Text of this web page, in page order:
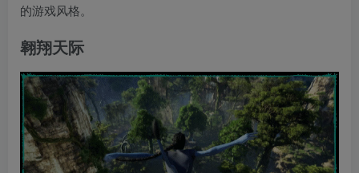
的游戏风格。
翱翔天际